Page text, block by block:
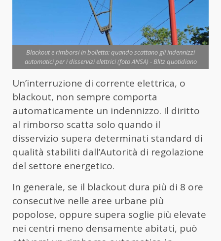
Blackout e rimborsi in bolletta: quando scattano gli indennizzi
automatici per i disservizi elettrici (foto ANSA) - Blitz quotidiano
Un’interruzione di corrente elettrica, o
blackout, non sempre comporta
automaticamente un indennizzo. Il diritto
al rimborso scatta solo quando il
disservizio supera determinati standard di
qualità stabiliti dall’Autorità di regolazione
del settore energetico.
In generale, se il blackout dura più di 8 ore
consecutive nelle aree urbane più
popolose, oppure supera soglie più elevate
nei centri meno densamente abitati, può